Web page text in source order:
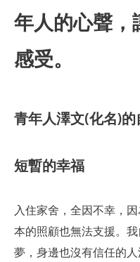
年人的心聲，
感受。
青年人澤文(化名)的
短暫的幸福
入住家舍，全因不幸，
本的照顧也無法支援。
夢，身邊也沒有信任的